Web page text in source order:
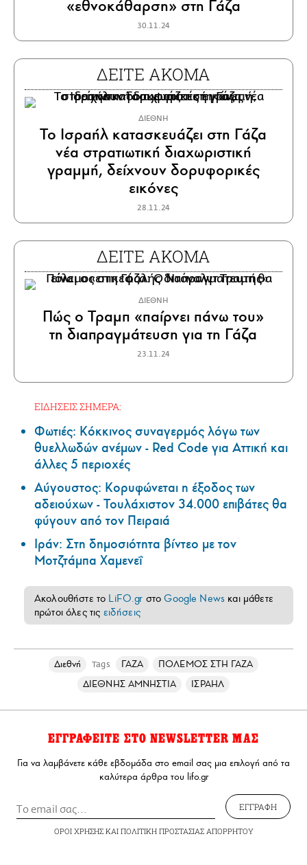
«εθνοκάθαρση» στη Γάζα
30.11.24
ΔΕΙΤΕ ΑΚΟΜΑ
ΔΙΕΘΝΗ
Το Ισραήλ κατασκευάζει στη Γάζα
νέα στρατιωτική διαχωριστική
γραμμή, δείχνουν δορυφορικές
εικόνες
28.11.24
ΔΕΙΤΕ ΑΚΟΜΑ
ΔΙΕΘΝΗ
Πώς ο Τραμπ «παίρνει πάνω του»
τη διαπραγμάτευση για τη Γάζα
23.11.24
ΕΙΔΗΣΕΙΣ ΣΗΜΕΡΑ:
Φωτιές: Κόκκινος συναγερμός λόγω των
θυελλωδών ανέμων - Red Code για Αττική και
άλλες 5 περιοχές
Αύγουστος: Κορυφώνεται η έξοδος των
αδειούχων - Τουλάχιστον 34.000 επιβάτες θα
φύγουν από τον Πειραιά
Ιράν: Στη δημοσιότητα βίντεο με τον
Μοτζτάμπα Χαμενεΐ
Ακολουθήστε το LiFO.gr στοGoogle News και μάθετε
πρώτοι όλες τις ειδήσεις
Διεθνή Tags ΓΑΖΑ
ΠΟΛΕΜΟΣ ΣΤΗ ΓΑΖΑ
ΔΙΕΘΝΗΣ ΑΜΝΗΣΤΙΑ
ΙΣΡΑΗΛ
ΕΓΓΡΑΦΕΙΤΕ ΣΤΟ NEWSLETTER ΜΑΣ
Για να λαμβάνετε κάθε εβδομάδα στο email σας μια επιλογή από τα
καλύτερα άρθρα του lifo.gr
ΕΓΓΡΑΦΗ
ΟΡΟΙ ΧΡΗΣΗΣΚΑΙ ΠΟΛΙΤΙΚΗ ΠΡΟΣΤΑΣΙΑΣ ΑΠΟΡΡΗΤΟΥ